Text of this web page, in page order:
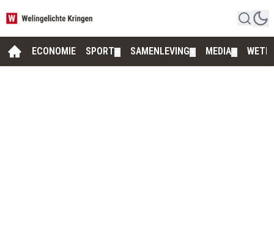
ECONOMIE SPORT SAMENLEVING MEDIA